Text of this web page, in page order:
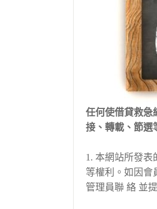
任何使借貸救急
接、轉載、節選
1. 本網站所發
等權利。如因會
管理員聯 絡 並